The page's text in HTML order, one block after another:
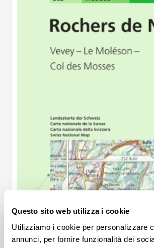
Questo sito web utilizza i cookie
Utilizziamo i cookie per personalizzare
annunci, per fornire funzionalità dei